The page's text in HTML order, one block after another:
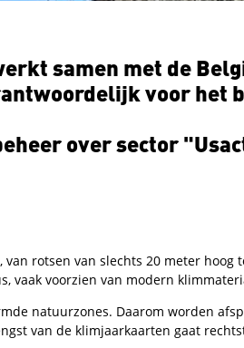
samen met de
voor het
over sector
rotsen van slechts 20 meter hoog
vaak voorzien van modern
natuurzones. Daarom worden
van de klimjaarkaarten gaat